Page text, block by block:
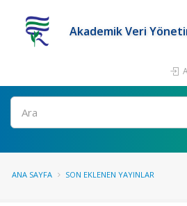
Akademik Veri
Ara
ANA SAYFA SON EKLENEN YAYINLAR